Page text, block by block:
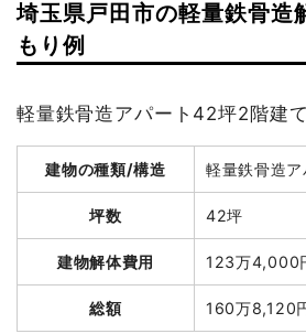
建物の種類/構造
建物解体費用 150
総額 235万
木造住宅30坪2階建て
30坪
220m² 900
埼玉県戸田市の軽量鉄骨造
もり例
軽量鉄骨造アパート42坪2階建
建物の種類/構造 軽量鉄骨造
坪数 42坪
建物解体費用 123万4,000
総額 160万8,120